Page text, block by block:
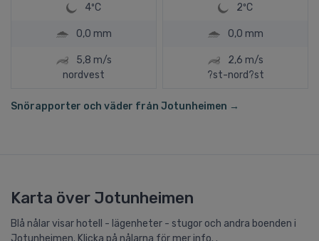
4ºC
0,0 mm
5,8 m/s
nordvest
2ºC
0,0 mm
2,6 m/s
?st-nord?st
Snörapporter och väder från Jotunheimen →
Karta över Jotunheimen
Blå nålar visar hotell - lägenheter - stugor och andra boenden i
Jotunheimen. Klicka på nålarna för mer info. .